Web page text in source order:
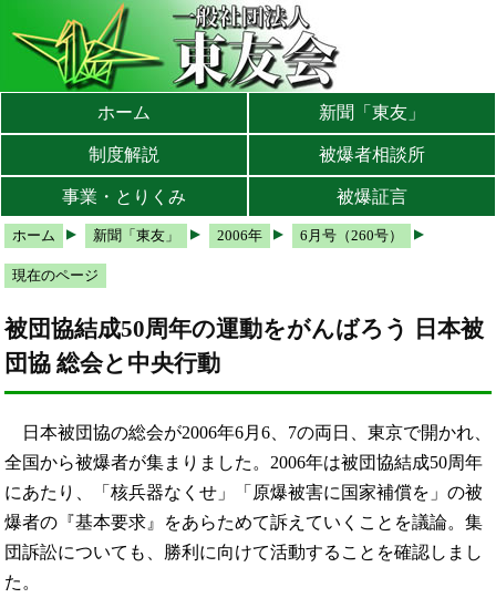
メインメニューへ
サブメニューへ
現在地ナビ（パンくずリスト）へ
ホーム 新聞「東友」
制度解説 被爆者相談所
事業・とりくみ 被爆証言
ホーム 新聞「東友」 2006年 6月号（260号）
現在のページ
被団協結成50周年の運動をがんばろう 日本被
団協 総会と中央行動
日本被団協の総会が2006年6月6、7の両日、東京で開かれ、
全国から被爆者が集まりました。2006年は被団協結成50周年
にあたり、「核兵器なくせ」「原爆被害に国家補償を」の被
爆者の『基本要求』をあらためて訴えていくことを議論。集
団訴訟についても、勝利に向けて活動することを確認しまし
た。